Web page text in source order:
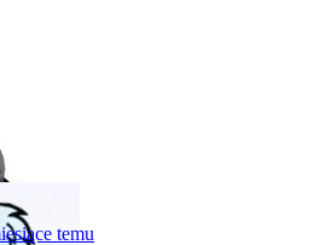
temu